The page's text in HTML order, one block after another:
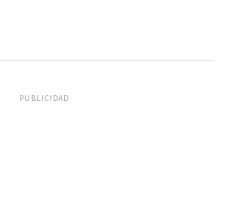
PUBLICIDAD